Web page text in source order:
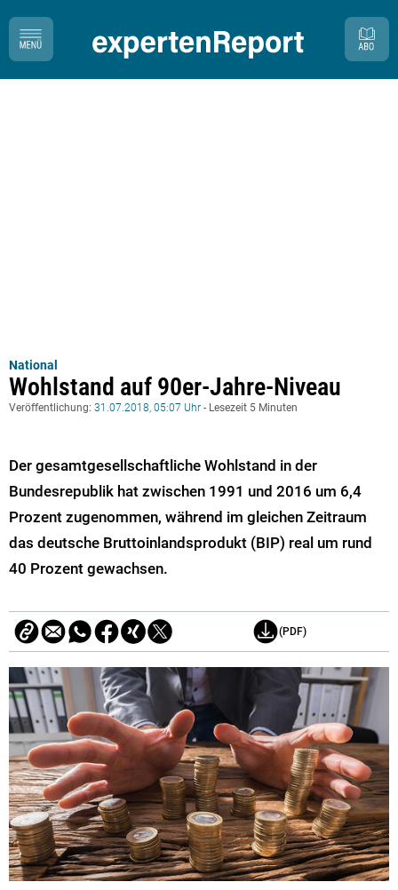
National
Wohlstand auf 90er-Jahre-Niveau
Veröffentlichung: 31.07.2018, 05:07 Uhr - Lesezeit 5 Minuten
Der gesamtgesellschaftliche Wohlstand in der
Bundesrepublik hat zwischen 1991 und 2016 um 6,4
Prozent zugenommen, während im gleichen Zeitraum
das deutsche Bruttoinlandsprodukt (BIP) real um rund
40 Prozent gewachsen.
(PDF)